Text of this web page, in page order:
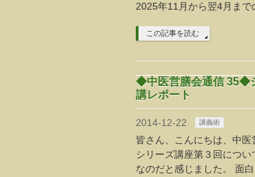
2025年11月から翌4月まで
この記事を読む
◆中医営膳会通信 35◆
講レポート
2014-12-22 講義術
皆さん、こんにちは、中
シリーズ講座第３回につ
なのだと感じました。 面